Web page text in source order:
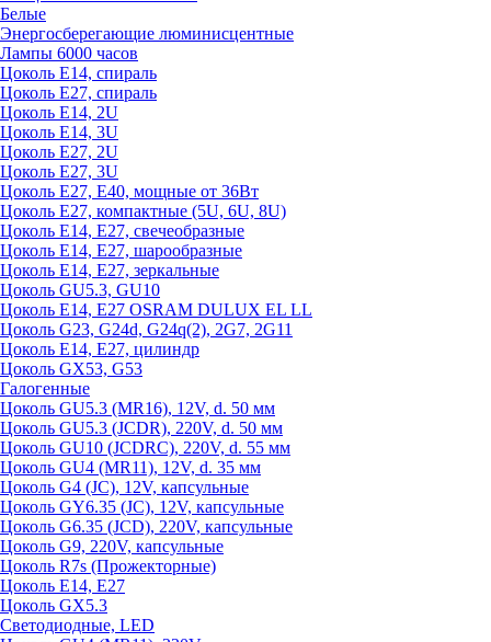
Белые
Энергосберегающие люминисцентные
Лампы 6000 часов
Цоколь Е14, спираль
Цоколь Е27, спираль
Цоколь Е14, 2U
Цоколь Е14, 3U
Цоколь Е27, 2U
Цоколь Е27, 3U
Цоколь Е27, Е40, мощные от 36Вт
Цоколь Е27, компактные (5U, 6U, 8U)
Цоколь Е14, Е27, свечеобразные
Цоколь Е14, Е27, шарообразные
Цоколь Е14, Е27, зеркальные
Цоколь GU5.3, GU10
Цоколь Е14, Е27 OSRAM DULUX EL LL
Цоколь G23, G24d, G24q(2), 2G7, 2G11
Цоколь Е14, Е27, цилиндр
Цоколь GX53, G53
Галогенные
Цоколь GU5.3 (MR16), 12V, d. 50 мм
Цоколь GU5.3 (JCDR), 220V, d. 50 мм
Цоколь GU10 (JCDRC), 220V, d. 55 мм
Цоколь GU4 (MR11), 12V, d. 35 мм
Цоколь G4 (JC), 12V, капсульные
Цоколь GY6.35 (JC), 12V, капсульные
Цоколь G6.35 (JCD), 220V, капсульные
Цоколь G9, 220V, капсульные
Цоколь R7s (Прожекторные)
Цоколь E14, E27
Цоколь GX5.3
Светодиодные, LED